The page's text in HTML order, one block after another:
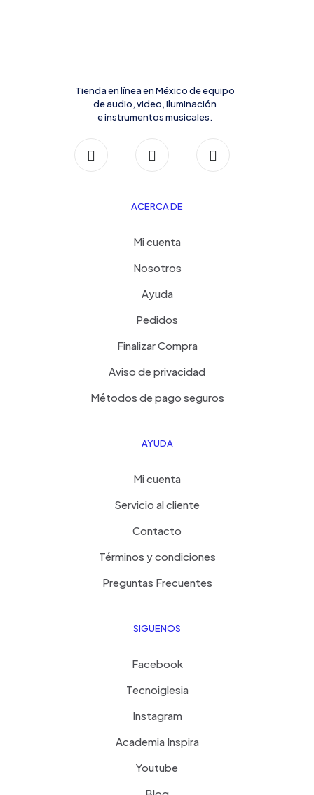
Tienda en línea en México de equipo
de audio, video, iluminación
e instrumentos musicales.
ACERCA DE
Mi cuenta
Nosotros
Ayuda
Pedidos
Finalizar Compra
Aviso de privacidad
Métodos de pago seguros
AYUDA
Mi cuenta
Servicio al cliente
Contacto
Términos y condiciones
Preguntas Frecuentes
SIGUENOS
Facebook
Tecnoiglesia
Instagram
Academia Inspira
Youtube